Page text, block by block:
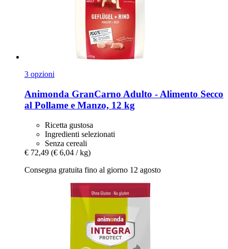
3 opzioni
Animonda GranCarno Adulto -​ Alimento Secco
al Pollame e Manzo, 12 kg
Ricetta gustosa
Ingredienti selezionati
Senza cereali
€ 72,49 (€ 6,04 / kg)
Consegna gratuita fino al giorno 12 agosto